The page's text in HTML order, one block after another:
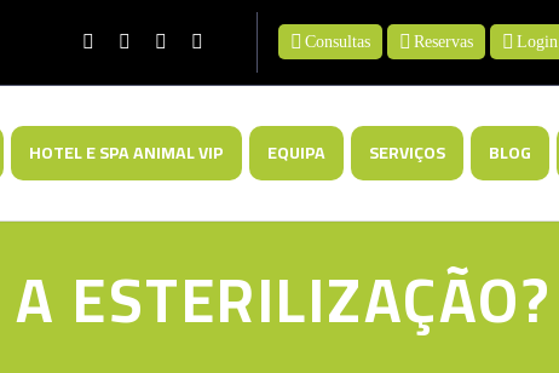
Consultas Reservas Login
HOTEL E SPA ANIMAL VIP EQUIPA SERVIÇOS BLOG
ESTERILIZAÇÃO?